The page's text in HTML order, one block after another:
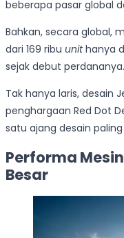
beberapa pasar global
Bahkan, secara global,
dari 169 ribu unithanya
sejak debut perdananya.
Tak hanya laris, desain
penghargaan Red Dot
satu ajang desain
Performa
Besar